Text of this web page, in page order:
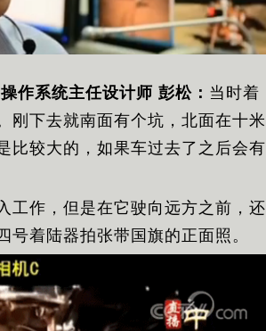
作系统主任设计师 彭松： 当时着
刚下去就南面有个坑，北面在十米
比较大的，如果车过去了之后会有
工作，但是在它驶向远方之前，还
着陆器拍张带国旗的正面照。